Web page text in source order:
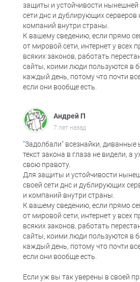
защиты и устойчивости нынешней
сети днс и дублирующих серверов
компаний внутри страны.
К вашему сведению, если прямо
от мировой сети, интернет у всех
всяких законов, работать
сайты, коими люди пользуются в
каждый день, потому что почти
если они вообще есть.
Андрей П
7 лет назад
"Задолбали" всезнайки,
текст закона в глаза не видели, а
свою правоту.
Для защиты и устойчивости
своей сети днс и дублирующих
и компаний внутри страны.
К вашему сведению, если прямо
от мировой сети, интернет у всех
всяких законов, работать
сайты, коими люди пользуются в
каждый день, потому что почти
если они вообще есть.
Если уж вы так уверены в своей